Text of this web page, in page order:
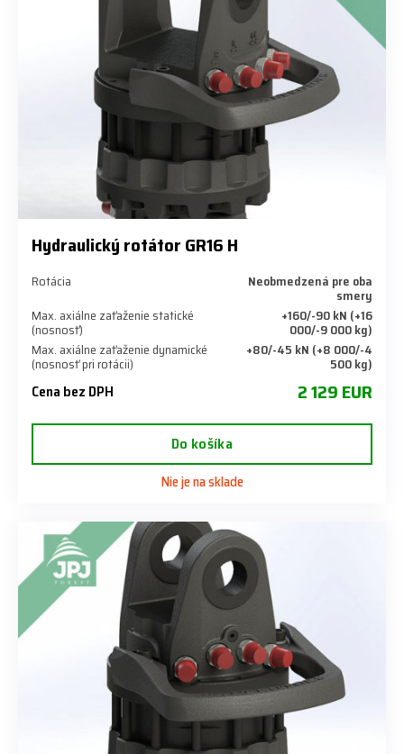
Hydraulický rotátor GR16 H
Rotácia Neobmedzená pre oba
smery
Max. axiálne zaťaženie statické
(nosnosť)
+160/-90 kN (+16
000/-9 000 kg)
Max. axiálne zaťaženie dynamické
(nosnosť pri rotácii)
+80/-45 kN (+8 000/-4
500 kg)
Cena bez DPH 2 129 EUR
Do košíka
Nie je na sklade